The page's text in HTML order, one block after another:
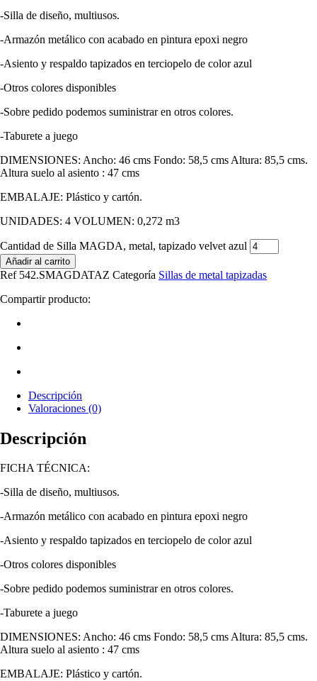
-Silla de diseño, multiusos.
-Armazón metálico con acabado en pintura epoxi negro
-Asiento y respaldo tapizados en terciopelo de color azul
-Otros colores disponibles
-Sobre pedido podemos suministrar en otros colores.
-Taburete a juego
DIMENSIONES: Ancho: 46 cms Fondo: 58,5 cms Altura: 85,5 cms.
Altura suelo al asiento : 47 cms
EMBALAJE: Plástico y cartón.
UNIDADES: 4 VOLUMEN: 0,272 m3
Cantidad de Silla MAGDA, metal, tapizado velvet azul
Añadir al carrito
Ref 542.SMAGDATAZ Categoría Sillas de metal tapizadas
Compartir producto:
Descripción
Valoraciones (0)
Descripción
FICHA TÉCNICA:
-Silla de diseño, multiusos.
-Armazón metálico con acabado en pintura epoxi negro
-Asiento y respaldo tapizados en terciopelo de color azul
-Otros colores disponibles
-Sobre pedido podemos suministrar en otros colores.
-Taburete a juego
DIMENSIONES: Ancho: 46 cms Fondo: 58,5 cms Altura: 85,5 cms.
Altura suelo al asiento : 47 cms
EMBALAJE: Plástico y cartón.